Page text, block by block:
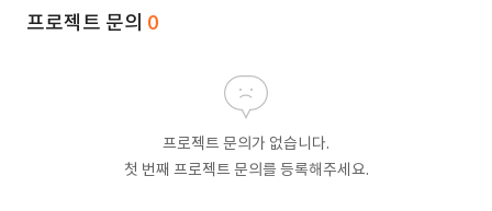
프로젝트 문의 0
프로젝트 문의가 없습니다.
첫 번째 프로젝트 문의를 등록해주세요.